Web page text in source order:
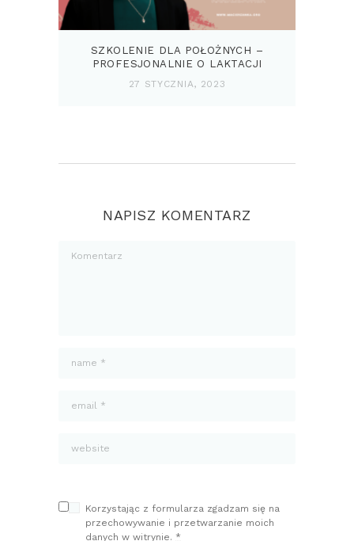
SZKOLENIE DLA POŁOŻNYCH –
PROFESJONALNIE O LAKTACJI
27 STYCZNIA, 2023
NAPISZ KOMENTARZ
Korzystając z formularza zgadzam się na
przechowywanie i przetwarzanie moich
danych w witrynie. *